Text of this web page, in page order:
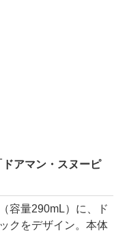
アマン・スヌーピ
容量290mL）に、ド
クをデザイン。本体